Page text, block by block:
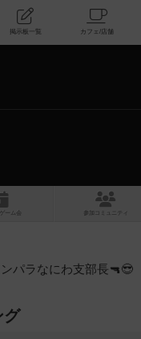
ュニティ 掲示板一覧
ーム コミュニティ
パラなにわ支部長🔫😎
グ